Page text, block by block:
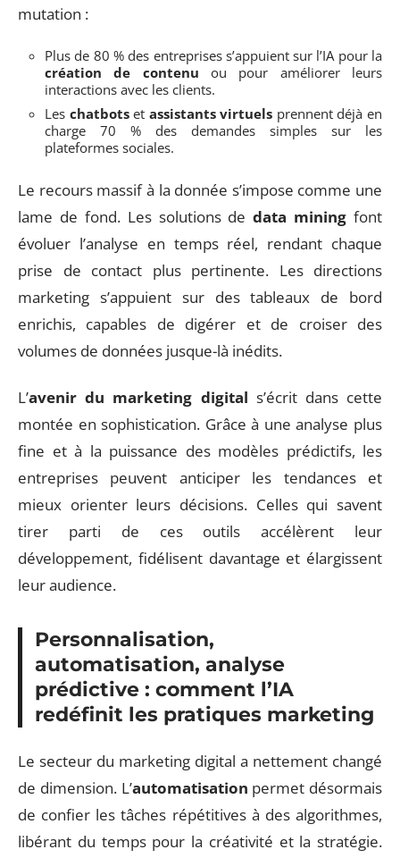
mutation :
Plus de 80 % des entreprises s’appuient sur l’IA pour la
création de contenu ou pour améliorer leurs
interactions avec les clients.
Les chatbotset assistants virtuels prennent déjà en
charge 70 % des demandes simples sur les
plateformes sociales.
Le recours massif à la donnée s’impose comme une
lame de fond. Les solutions dedata mining font
évoluer l’analyse en temps réel, rendant chaque
prise de contact plus pertinente. Les directions
marketing s’appuient sur des tableaux de bord
enrichis, capables de digérer et de croiser des
volumes de données jusque-là inédits.
L’avenir du marketing digital s’écrit dans cette
montée en sophistication. Grâce à une analyse plus
fine et à la puissance des modèles prédictifs, les
entreprises peuvent anticiper les tendances et
mieux orienter leurs décisions. Celles qui savent
tirer parti de ces outils accélèrent leur
développement, fidélisent davantage et élargissent
leur audience.
Personnalisation,
automatisation, analyse
prédictive : comment l’IA
redéfinit les pratiques marketing
Le secteur du marketing digital a nettement changé
de dimension. L’automatisation permet désormais
de confier les tâches répétitives à des algorithmes,
libérant du temps pour la créativité et la stratégie.